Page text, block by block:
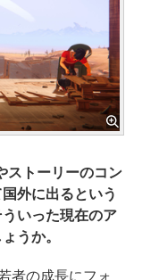
ストーリーのコン
外に出るという
いった現在のア
うか。
者の成長にフォ